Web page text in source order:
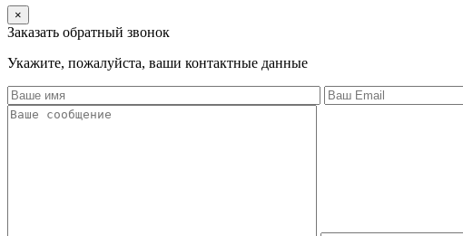
×
Заказать обратный звонок
Укажите, пожалуйста, ваши контактные данные